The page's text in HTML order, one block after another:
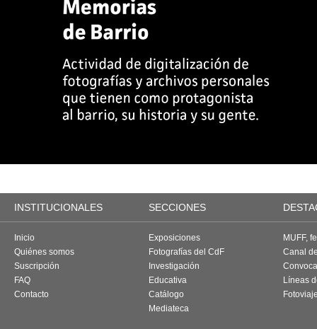
INSTITUCIONALES SECCIONES
Inicio
Quiénes somos
Suscripción
FAQ
Contacto
Exposiciones
Fotografías del CdF
Investigación
Educativa
Catálogo
Mediateca
MUFF,
Canal
Líneas